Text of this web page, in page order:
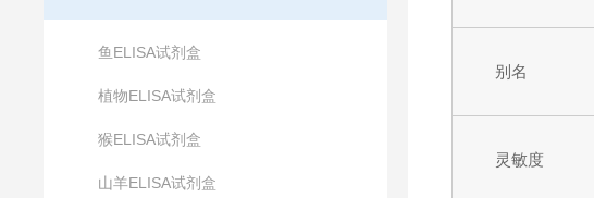
鱼ELISA试剂盒
植物ELISA试剂盒
猴ELISA试剂盒
山羊ELISA试剂盒
别名
灵敏度